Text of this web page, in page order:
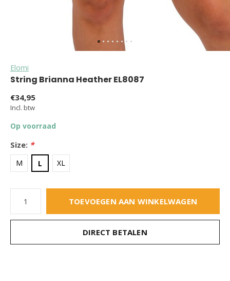
Elomi
String Brianna Heather EL8087
€34,95
Incl. btw
Op voorraad
Size: *
M L XL
TOEVOEGEN AAN WINKELWAGEN
DIRECT BETALEN